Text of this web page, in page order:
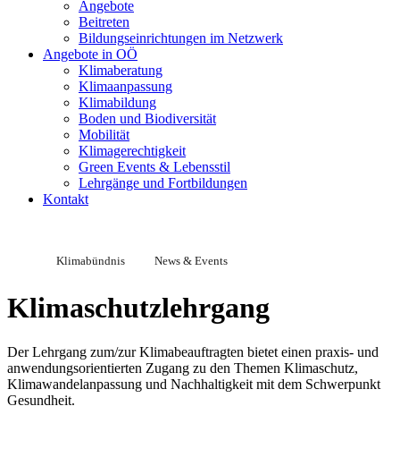
Angebote
Beitreten
Bildungseinrichtungen im Netzwerk
Angebote in OÖ
Klimaberatung
Klimaanpassung
Klimabildung
Boden und Biodiversität
Mobilität
Klimagerechtigkeit
Green Events & Lebensstil
Lehrgänge und Fortbildungen
Kontakt
Klimabündnis News & Events
Klimaschutzlehrgang
Der Lehrgang zum/zur Klimabeauftragten bietet einen praxis- und
anwendungsorientierten Zugang zu den Themen Klimaschutz,
Klimawandelanpassung und Nachhaltigkeit mit dem Schwerpunkt
Gesundheit.